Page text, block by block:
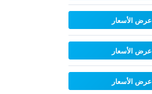
عرض الأسعار
عرض الأسعار
عرض الأسعار